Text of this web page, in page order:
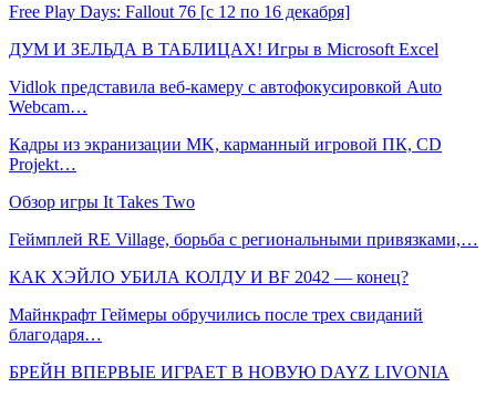
Free Play Days: Fallout 76 [с 12 по 16 декабря]
ДУМ И ЗЕЛЬДА В ТАБЛИЦАХ! Игры в Microsoft Excel
Vidlok представила веб-камеру с автофокусировкой Auto
Webcam…
Кадры из экранизации MK, карманный игровой ПК, CD
Projekt…
Обзор игры It Takes Two
Геймплей RE Village, борьба с региональными привязками,…
КАК ХЭЙЛО УБИЛА КОЛДУ И BF 2042 — конец?
Майнкрафт Геймеры обручились после трех свиданий
благодаря…
БРЕЙН ВПЕРВЫЕ ИГРАЕТ В НОВУЮ DAYZ LIVONIA